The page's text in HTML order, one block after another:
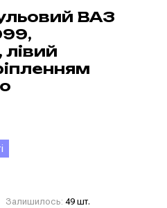
ВАЗ
лівий
Залишилось: 49 шт.